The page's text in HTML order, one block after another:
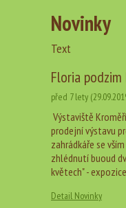
Novinky
Text
Floria podzim
před 7 lety
Výstaviště
prodejní výstavu
zahrádkáře se
zhlédnutí buoud
květech" -
Detail Novinky